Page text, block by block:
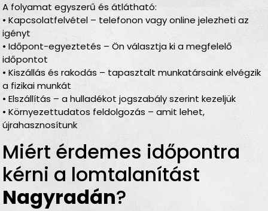
A folyamat egyszerű és átlátható:
• Kapcsolatfelvétel – telefonon vagy online jelezheti az
igényt
• Időpont-egyeztetés – Ön választja ki a megfelelő
időpontot
• Kiszállás és rakodás – tapasztalt munkatársaink elvégzik
a fizikai munkát
• Elszállítás – a hulladékot jogszabály szerint kezeljük
• Környezettudatos feldolgozás – amit lehet,
újrahasznosítunk
Miért érdemes időpontra
kérni a lomtalanítást
Nagyradán?